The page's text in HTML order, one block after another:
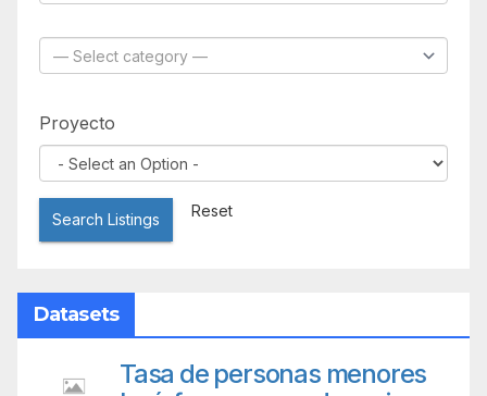
Proyecto
Search Listings Reset
Datasets
Tasa de personas menores